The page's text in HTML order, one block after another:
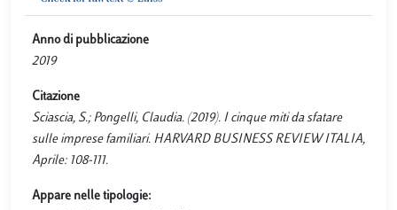
Anno di pubblicazione
2019
Citazione
Sciascia, S.; Pongelli, Claudia. (2019). I cinque miti da sfatare
sulle imprese familiari. HARVARD BUSINESS REVIEW ITALIA,
Aprile: 108-111.
Appare nelle tipologie: